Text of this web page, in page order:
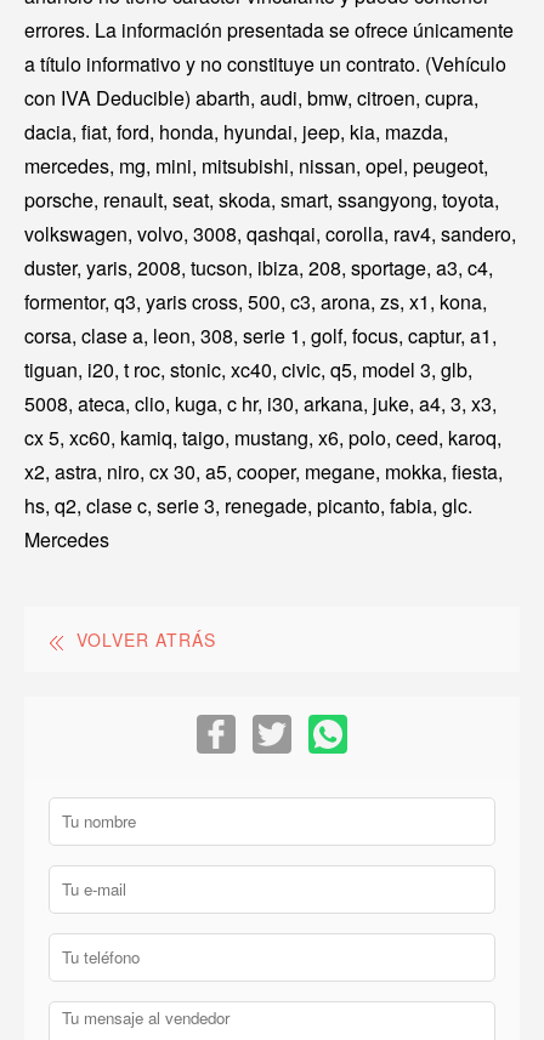
errores. La información presentada se ofrece únicamente
a título informativo y no constituye un contrato. (Vehículo
con IVA Deducible) abarth, audi, bmw, citroen, cupra,
dacia, fiat, ford, honda, hyundai, jeep, kia, mazda,
mercedes, mg, mini, mitsubishi, nissan, opel, peugeot,
porsche, renault, seat, skoda, smart, ssangyong, toyota,
volkswagen, volvo, 3008, qashqai, corolla, rav4, sandero,
duster, yaris, 2008, tucson, ibiza, 208, sportage, a3, c4,
formentor, q3, yaris cross, 500, c3, arona, zs, x1, kona,
corsa, clase a, leon, 308, serie 1, golf, focus, captur, a1,
tiguan, i20, t roc, stonic, xc40, civic, q5, model 3, glb,
5008, ateca, clio, kuga, c hr, i30, arkana, juke, a4, 3, x3,
cx 5, xc60, kamiq, taigo, mustang, x6, polo, ceed, karoq,
x2, astra, niro, cx 30, a5, cooper, megane, mokka, fiesta,
hs, q2, clase c, serie 3, renegade, picanto, fabia, glc.
Mercedes
VOLVER ATRÁS